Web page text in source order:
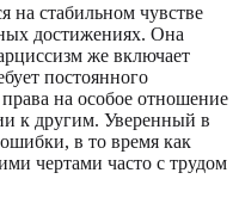
на стабильном чувстве
достижениях. Она
же включает
постоянного
на особое отношение
к другим. Уверенный в
в то время как
чертами часто с трудом